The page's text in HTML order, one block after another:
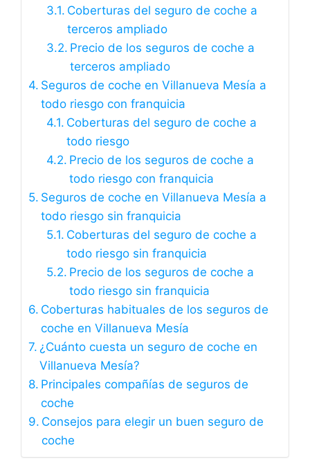
Coberturas del seguro de coche a
terceros ampliado
Precio de los seguros de coche a
terceros ampliado
Seguros de coche en Villanueva Mesía a
todo riesgo con franquicia
Coberturas del seguro de coche a
todo riesgo
Precio de los seguros de coche a
todo riesgo con franquicia
Seguros de coche en Villanueva Mesía a
todo riesgo sin franquicia
Coberturas del seguro de coche a
todo riesgo sin franquicia
Precio de los seguros de coche a
todo riesgo sin franquicia
Coberturas habituales de los seguros de
coche en Villanueva Mesía
¿Cuánto cuesta un seguro de coche en
Villanueva Mesía?
Principales compañías de seguros de
coche
Consejos para elegir un buen seguro de
coche